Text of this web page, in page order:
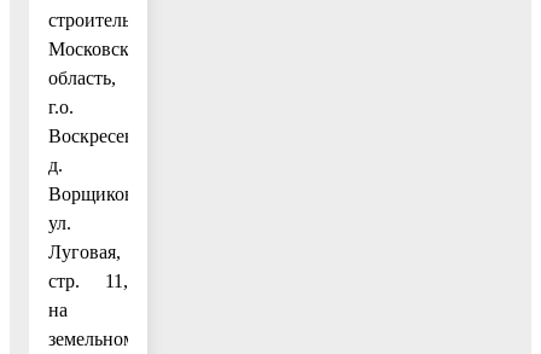
строительства:
Московская
область,
г.о.
Воскресенск,
д.
Ворщиково,
ул.
Луговая,
стр. 11,
на
земельном